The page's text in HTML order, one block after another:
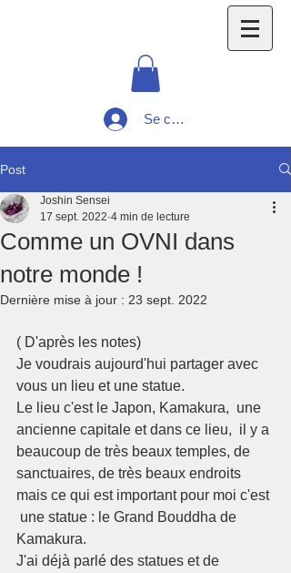
Se connecter
Post
Comme un OVNI dans
notre monde !
Joshin Sensei
17 sept. 2022 4 min de lecture
Dernière mise à jour : 23 sept. 2022
( D'après les notes)
Je voudrais aujourd'hui partager avec
vous un lieu et une statue.
Le lieu c'est le Japon, Kamakura,  une
ancienne capitale et dans ce lieu,  il y a
beaucoup de très beaux temples, de
sanctuaires, de très beaux endroits
mais ce qui est important pour moi c'est
une statue : le Grand Bouddha de
Kamakura.
J'ai déjà parlé des statues et de